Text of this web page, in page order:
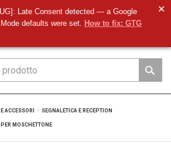
Late Consent detected — a Google
defaults were set. How to fix: GTG
✕
ACCESSORI SEGNALETICA E RECEPTION
MOSCHETTONE